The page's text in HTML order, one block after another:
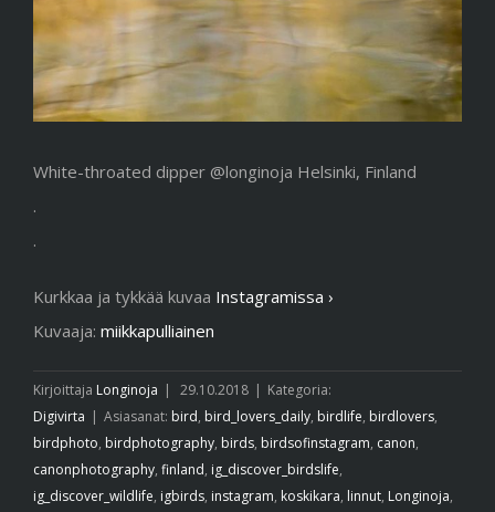
White-throated dipper @longinoja Helsinki, Finland
.
.
Kurkkaa ja tykkää kuvaa Instagramissa ›
Kuvaaja: miikkapulliainen
Kirjoittaja Longinoja 29.10.2018
Kategoria:
Digivirta
Asiasanat: bird, bird_lovers_daily, birdlife, birdlovers,
birdphoto, birdphotography, birds, birdsofinstagram, canon,
canonphotography, finland, ig_discover_birdslife,
ig_discover_wildlife, igbirds, instagram, koskikara, linnut, Longinoja,